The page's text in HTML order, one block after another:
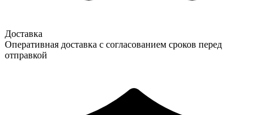
Доставка
Оперативная доставка с согласованием сроков перед
отправкой